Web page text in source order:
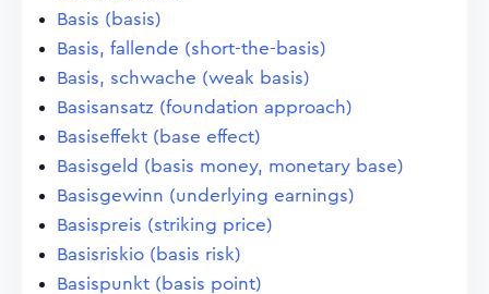
Basis (basis)
Basis, fallende (short-the-basis)
Basis, schwache (weak basis)
Basisansatz (foundation approach)
Basiseffekt (base effect)
Basisgeld (basis money, monetary base)
Basisgewinn (underlying earnings)
Basispreis (striking price)
Basisriskio (basis risk)
Basispunkt (basis point)